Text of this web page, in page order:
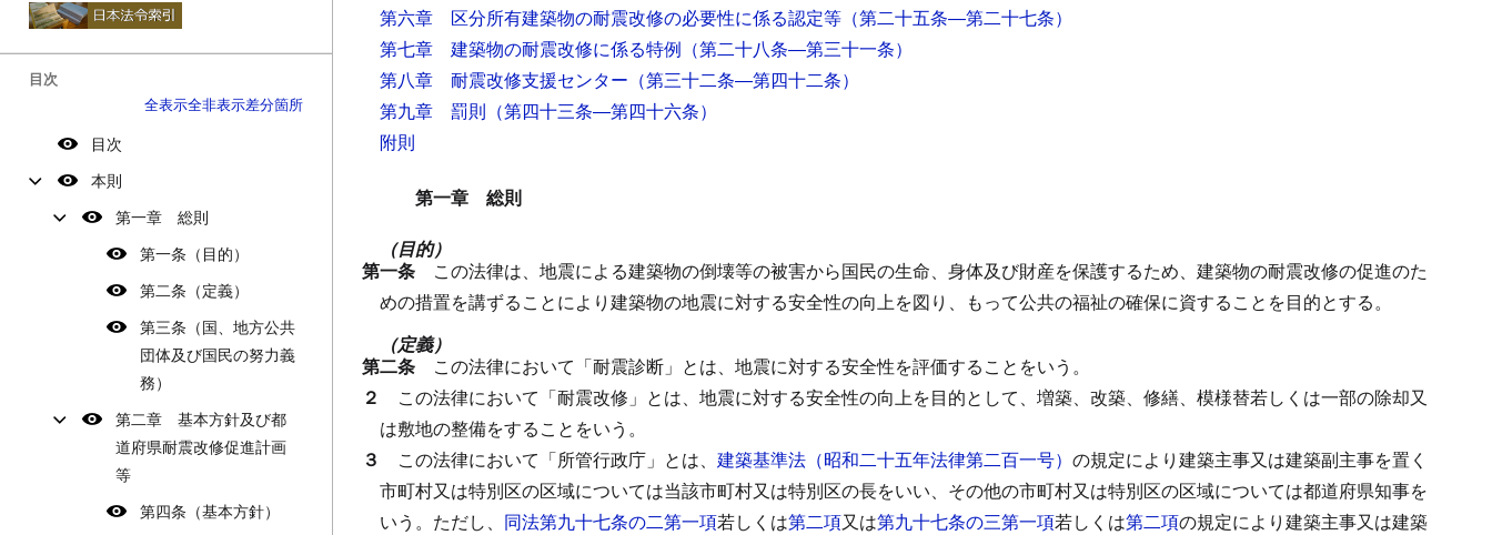
目次
全表示全非表示差分箇所
目次
本則
第一章 総則
第一条（目的）
第二条（定義）
第三条（国、地方公共
団体及び国民の努力義
務）
第二章 基本方針及び都
道府県耐震改修促進計画
等
第四条（基本方針）
第六章 区分所有建築物の耐震改修の必要性に係る認定等 （第二十五条―第二十七条）
第七章 建築物の耐震改修に係る特例 （第二十八条―第三十一条）
第八章 耐震改修支援センター （第三十二条―第四十二条）
第九章 罰則 （第四十三条―第四十六条）
附則
第一章 総則
（目的）
第一条 この法律は、地震による建築物の倒壊等の被害から国民の生命、身体及び財産を保護するため、建築物の耐震改修の促進のた
めの措置を講ずることにより建築物の地震に対する安全性の向上を図り、もって公共の福祉の確保に資することを目的とする。
（定義）
第二条 この法律において「耐震診断」とは、地震に対する安全性を評価することをいう。
２ この法律において「耐震改修」とは、地震に対する安全性の向上を目的として、増築、改築、修繕、模様替若しくは一部の除却又
は敷地の整備をすることをいう。
３ この法律において「所管行政庁」とは、 建築基準法（昭和二十五年法律第二百一号） の規定により建築主事又は建築副主事を置く
市町村又は特別区の区域については当該市町村又は特別区の長をいい、その他の市町村又は特別区の区域については都道府県知事を
いう。 ただし、 同法第九十七条の二第一項若しくは第二項又は第九十七条の三第一項若しくは第二項の規定により建築主事又は建築